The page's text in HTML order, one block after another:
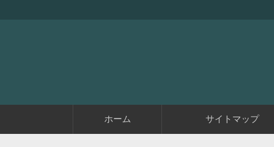
アラフィフエイト｜
『アラフィフエイト』は初めてアフィリエイ
ホーム サイトマップ